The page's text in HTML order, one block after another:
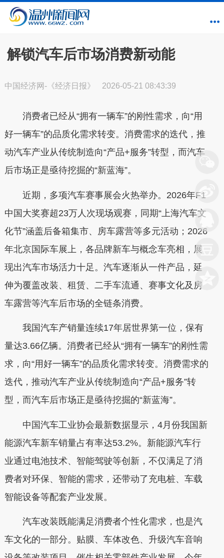
解锁汽车后市场消费新动能
中国经济网-《经济日报》 2026-05-21 08:43:39
消费者已经从“拥有一辆车”的刚性需求，向“用
好一辆车”的品质化需求转变。消费需求的迭代，推
动汽车产业从传统制造向“产品+服务”转型，而汽车
后市场正是亟待挖掘的“新蓝海”。
近期，多项汽车赛事展会火热举办。2026年F1
中国大奖赛超23万人次现场观赛，同期“上海汽车文
化节”涵盖后备箱集市、房车露营等多元活动；2026
年北京国际车展上，各品牌新车与概念车亮相，展
现出汽车市场活力十足。汽车逐渐从一件产品，延
伸为覆盖改装、租赁、二手车流通、赛事文化及房
车露营等汽车后市场的全链条消费。
我国汽车产销量连续17年居世界第一位，保有
量达3.66亿辆。消费者已经从“拥有一辆车”的刚性需
求，向“用好一辆车”的品质化需求转变。消费需求的
迭代，推动汽车产业从传统制造向“产品+服务”转
型，而汽车后市场正是亟待挖掘的“新蓝海”。
中国汽车工业协会最新数据显示，4月份我国新
能源汽车新车销量占有率达53.2%。新能源汽车行
业通过电池技术、智能驾驶等创新，不仅满足了消
费者对环保、智能的需求，还带动了充电桩、车载
智能设备等配套产业发展。
汽车改装既能满足消费者个性化需求，也是汽
车文化的一部分。贴膜、车体改色、升级汽车音响